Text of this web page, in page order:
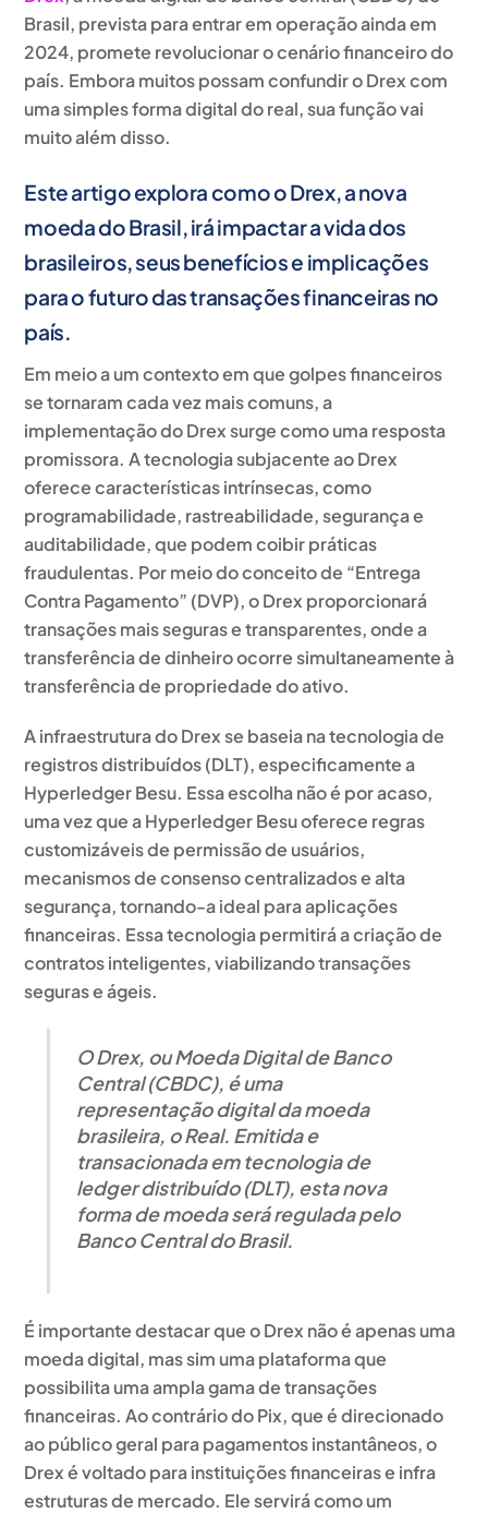
Brasil, prevista para entrar em operação ainda em
2024, promete revolucionar o cenário financeiro do
país. Embora muitos possam confundir o Drex com
uma simples forma digital do real, sua função vai
muito além disso.
Este artigo explora como o Drex, a nova
moeda do Brasil, irá impactar a vida dos
brasileiros, seus benefícios e implicações
para o futuro das transações financeiras no
país.
Em meio a um contexto em que golpes financeiros
se tornaram cada vez mais comuns, a
implementação do Drex surge como uma resposta
promissora. A tecnologia subjacente ao Drex
oferece características intrínsecas, como
programabilidade, rastreabilidade, segurança e
auditabilidade, que podem coibir práticas
fraudulentas. Por meio do conceito de “Entrega
Contra Pagamento” (DVP), o Drex proporcionará
transações mais seguras e transparentes, onde a
transferência de dinheiro ocorre simultaneamente à
transferência de propriedade do ativo.
A infraestrutura do Drex se baseia na tecnologia de
registros distribuídos (DLT), especificamente a
Hyperledger Besu. Essa escolha não é por acaso,
uma vez que a Hyperledger Besu oferece regras
customizáveis de permissão de usuários,
mecanismos de consenso centralizados e alta
segurança, tornando-a ideal para aplicações
financeiras. Essa tecnologia permitirá a criação de
contratos inteligentes, viabilizando transações
seguras e ágeis.
O Drex, ou Moeda Digital de Banco
Central (CBDC), é uma
representação digital da moeda
brasileira, o Real. Emitida e
transacionada em tecnologia de
ledger distribuído (DLT), esta nova
forma de moeda será regulada pelo
Banco Central do Brasil.
É importante destacar que o Drex não é apenas uma
moeda digital, mas sim uma plataforma que
possibilita uma ampla gama de transações
financeiras. Ao contrário do Pix, que é direcionado
ao público geral para pagamentos instantâneos,o
Drex é voltado para instituições financeiras e infra
estruturas de mercado. Ele servirá como um